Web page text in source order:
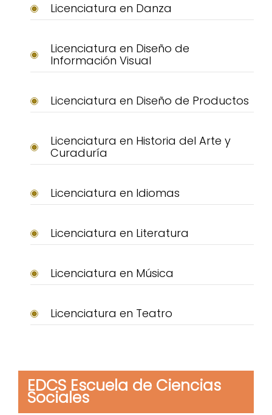
Licenciatura en Danza
Licenciatura en Diseño de
Información Visual
Licenciatura en Diseño de Productos
Licenciatura en Historia del Arte y
Curaduría
Licenciatura en Idiomas
Licenciatura en Literatura
Licenciatura en Música
Licenciatura en Teatro
EDCS Escuela de Ciencias
Sociales